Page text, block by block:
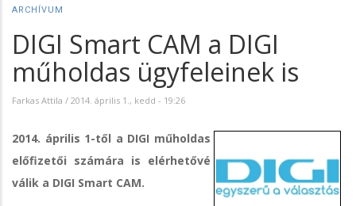
ARCHÍVUM
DIGI Smart CAM a DIGI
műholdas ügyfeleinek is
Farkas Attila / 2014. április 1., kedd - 19:26
2014. április 1-től a DIGI műholdas
előfizetői számára is elérhetővé
válik a DIGI Smart CAM.